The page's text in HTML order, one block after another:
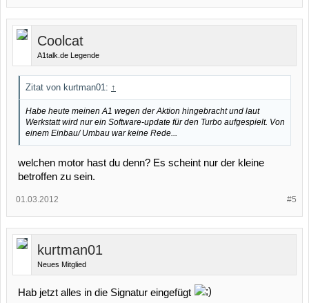
Coolcat
A1talk.de Legende
Zitat von kurtman01: ↑
Habe heute meinen A1 wegen der Aktion hingebracht und laut
Werkstatt wird nur ein Software-update für den Turbo aufgespielt. Von
einem Einbau/ Umbau war keine Rede...
welchen motor hast du denn? Es scheint nur der kleine
betroffen zu sein.
#5
01.03.2012
kurtman01
Neues Mitglied
Hab jetzt alles in die Signatur eingefügt